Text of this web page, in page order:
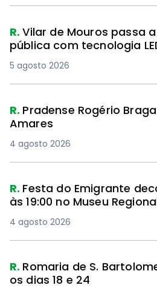
R.Vilar de Mouros passa
pública com tecnologia
5 agosto 2026
R. Pradense Rogério
Amares
4 agosto 2026
R. Festa do Emigrante
às 19:00 no Museu
4 agosto 2026
R. Romaria de S.
os dias 18 e 24